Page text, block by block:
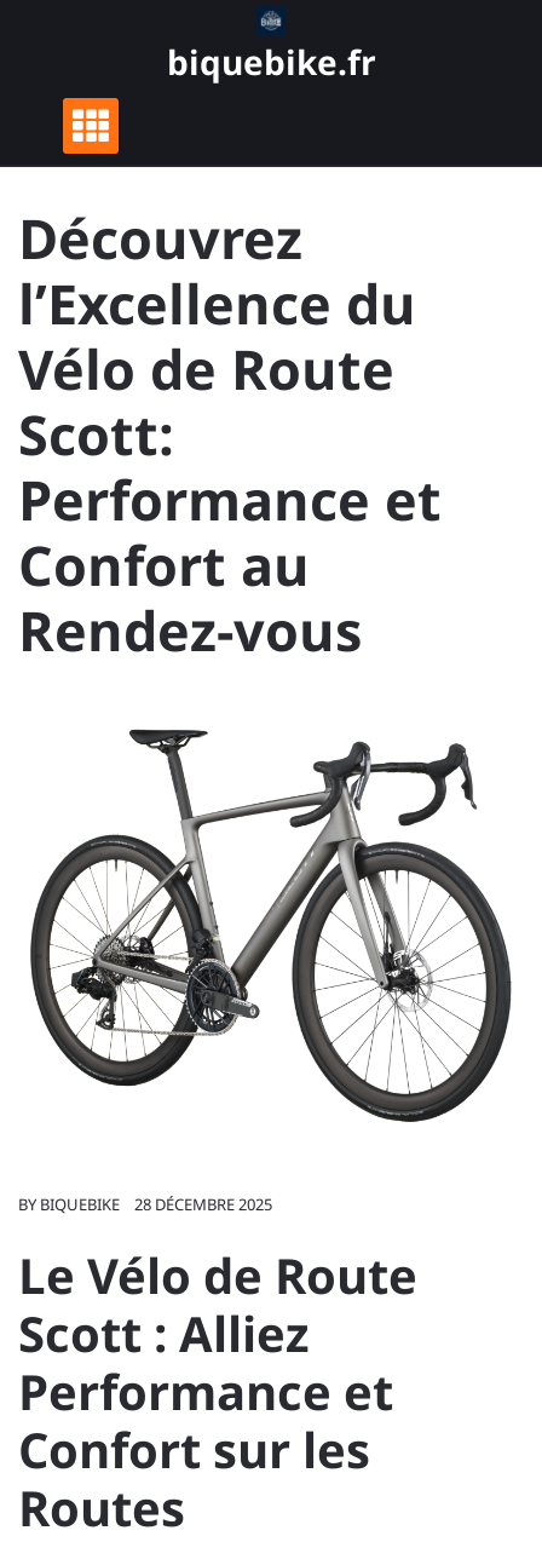
biquebike.fr
Découvrez
l’Excellence du
Vélo de Route
Scott:
Performance et
Confort au
Rendez-vous
BY BIQUEBIKE 28 DÉCEMBRE 2025
Le Vélo de Route
Scott : Alliez
Performance et
Confort sur les
Routes